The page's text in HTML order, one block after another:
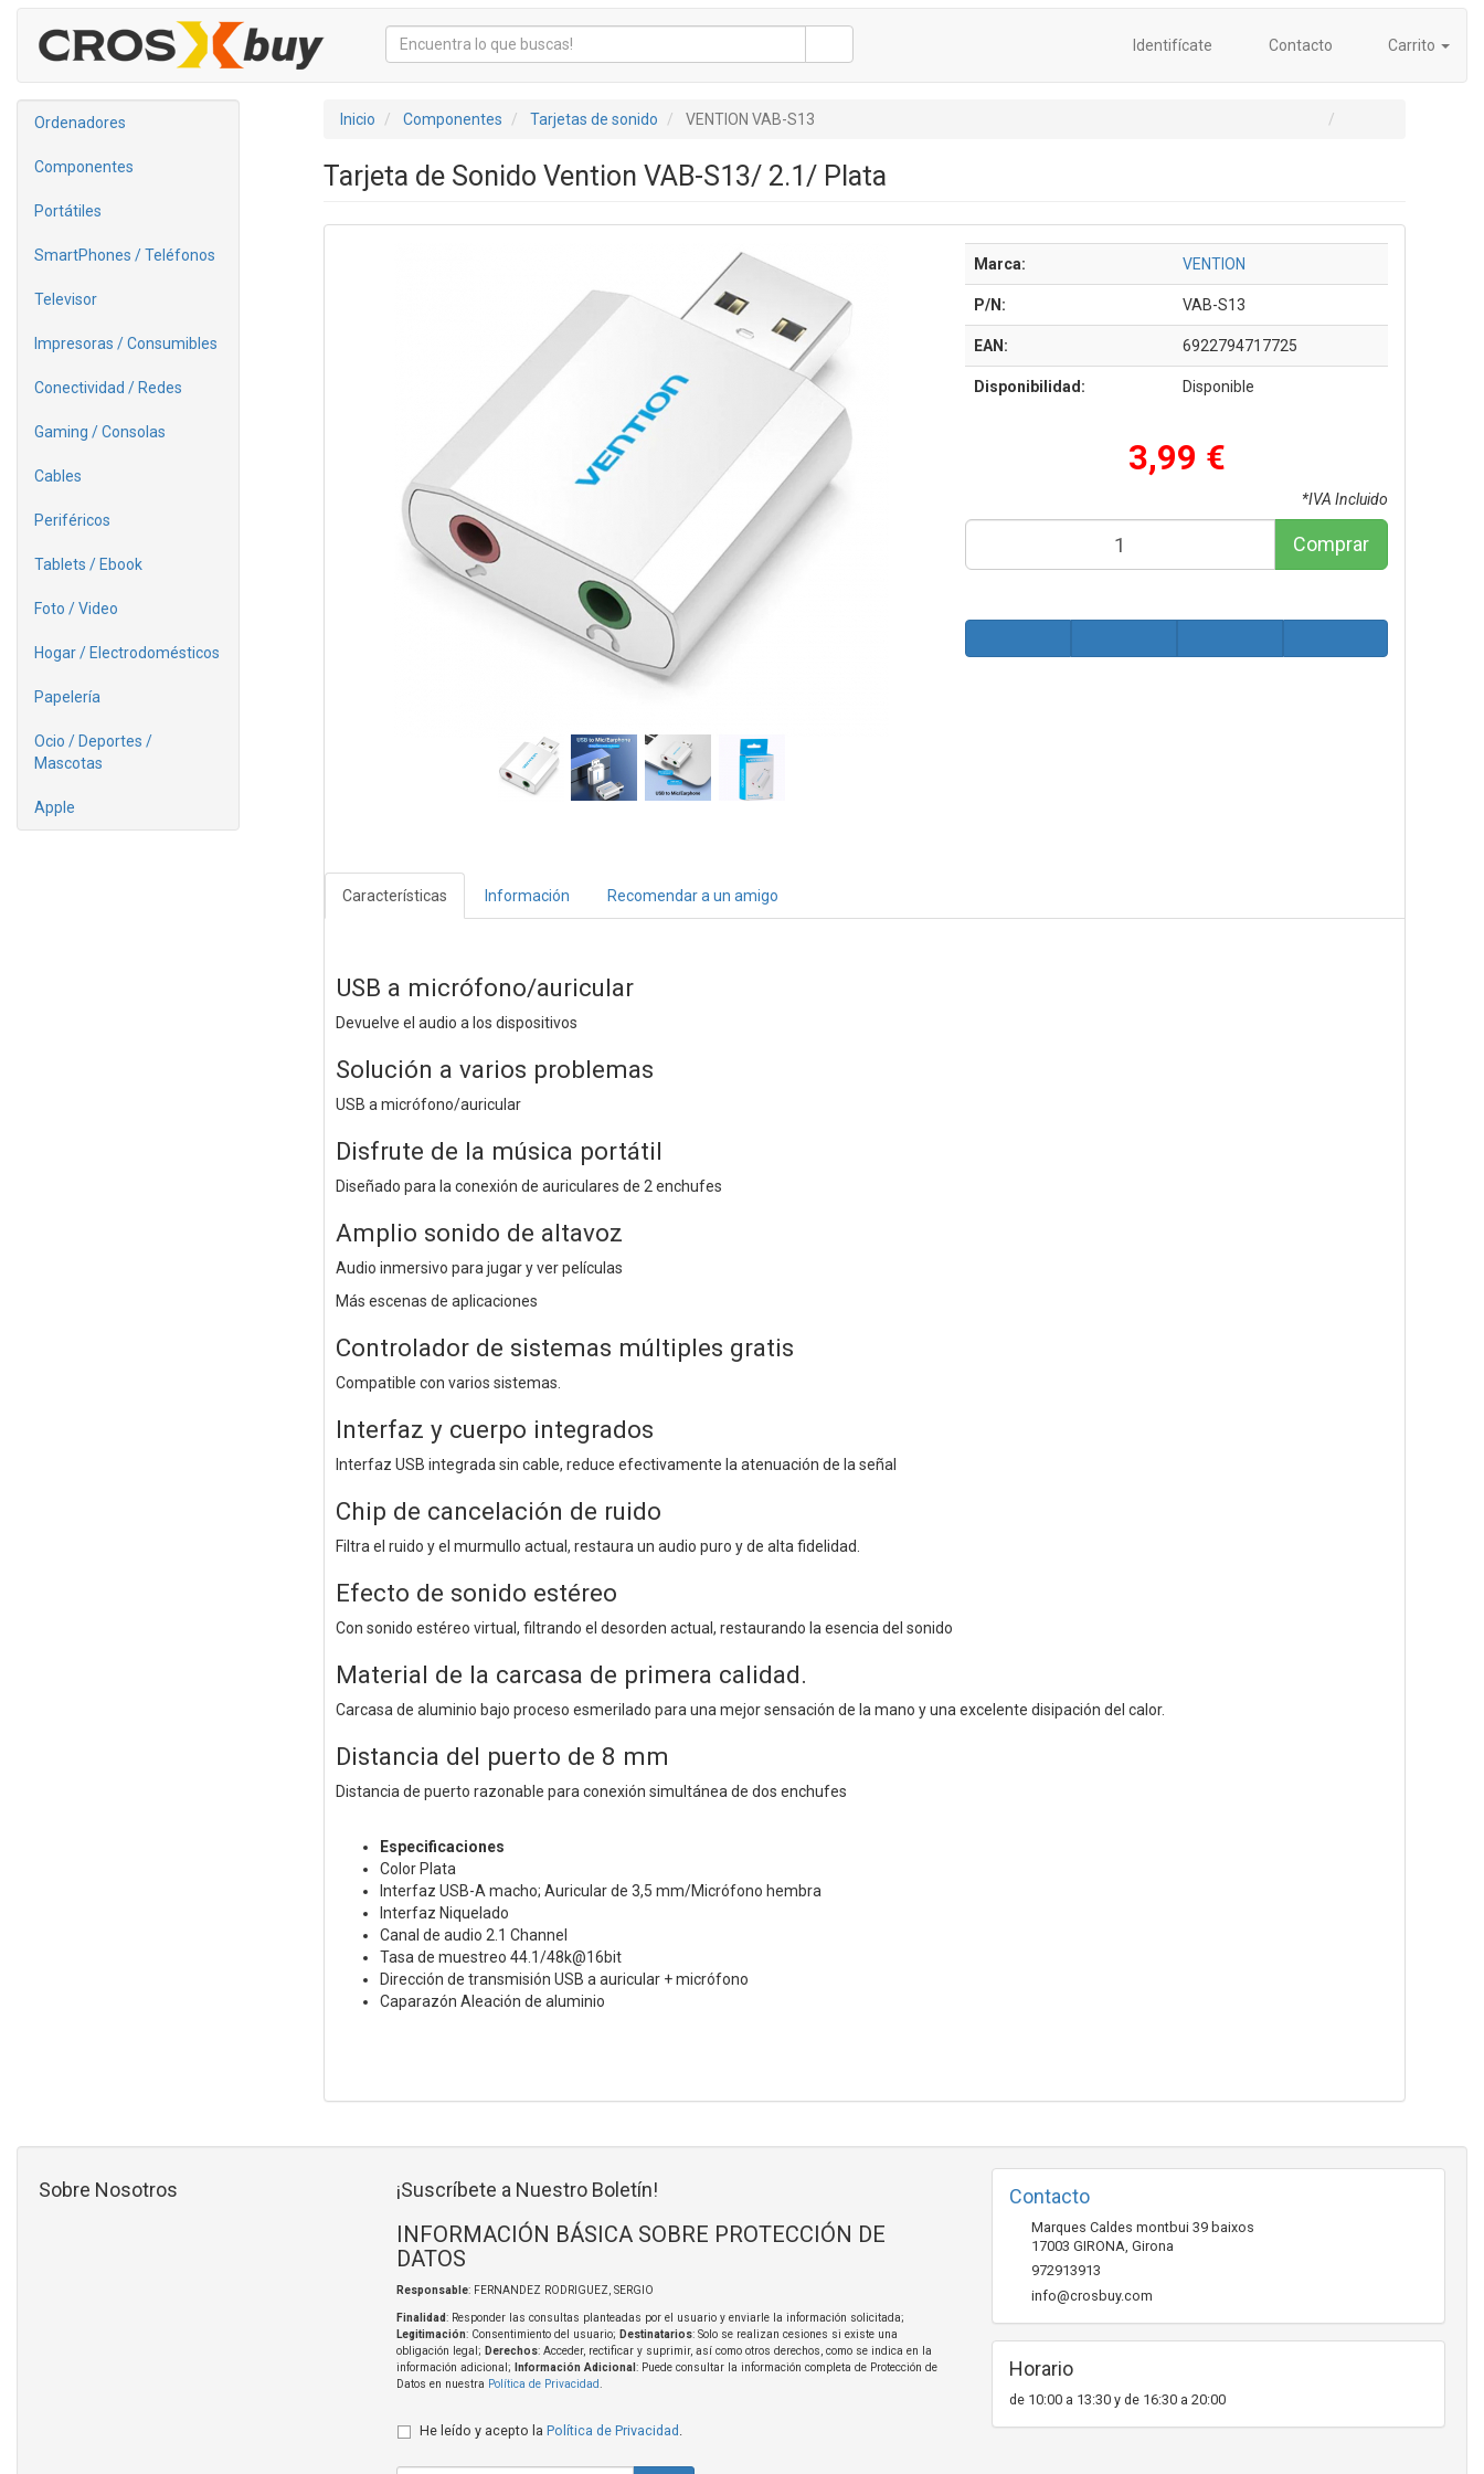
Identifícate Contacto Carrito
Ordenadores
Componentes
Portátiles
SmartPhones / Teléfonos
Televisor
Impresoras / Consumibles
Conectividad / Redes
Gaming / Consolas
Cables
Periféricos
Tablets / Ebook
Foto / Video
Hogar / Electrodomésticos
Papelería
Ocio / Deportes /
Mascotas
Apple
Inicio Componentes Tarjetas de sonido VENTION VAB-S13
Tarjeta de Sonido Vention VAB-S13/ 2.1/ Plata
Marca: VENTION
P/N: VAB-S13
EAN: 6922794717725
Disponibilidad: Disponible
3,99 €
*IVA Incluido
Comprar
Características Información Recomendar a un amigo
USB a micrófono/auricular
Devuelve el audio a los dispositivos
Solución a varios problemas
USB a micrófono/auricular
Disfrute de la música portátil
Diseñado para la conexión de auriculares de 2 enchufes
Amplio sonido de altavoz
Audio inmersivo para jugar y ver películas
Más escenas de aplicaciones
Controlador de sistemas múltiples gratis
Compatible con varios sistemas.
Interfaz y cuerpo integrados
Interfaz USB integrada sin cable, reduce efectivamente la atenuación de la señal
Chip de cancelación de ruido
Filtra el ruido y el murmullo actual, restaura un audio puro y de alta fidelidad.
Efecto de sonido estéreo
Con sonido estéreo virtual, filtrando el desorden actual, restaurando la esencia del sonido
Material de la carcasa de primera calidad.
Carcasa de aluminio bajo proceso esmerilado para una mejor sensación de la mano y una excelente disipación del calor.
Distancia del puerto de 8 mm
Distancia de puerto razonable para conexión simultánea de dos enchufes
Especificaciones
Color Plata
Interfaz USB-A macho; Auricular de 3,5 mm/Micrófono hembra
Interfaz Niquelado
Canal de audio 2.1 Channel
Tasa de muestreo 44.1/48k@16bit
Dirección de transmisión USB a auricular + micrófono
Caparazón Aleación de aluminio
Sobre Nosotros ¡Suscríbete a Nuestro Boletín!
INFORMACIÓN BÁSICA SOBRE PROTECCIÓN DE
DATOS
Responsable: FERNANDEZ RODRIGUEZ, SERGIO
Finalidad: Responder las consultas planteadas por el usuario y enviarle la información solicitada;
Legitimación: Consentimiento del usuario; Destinatarios: Solo se realizan cesiones si existe una
obligación legal; Derechos: Acceder, rectificar y suprimir, así como otros derechos, como se indica en la
información adicional;
Información Adicional : Puede consultar la información completa de Protección de
Datos en nuestra Política de Privacidad.
He leído y acepto la Política de Privacidad .
Contacto
Marques Caldes montbui 39 baixos
17003 GIRONA, Girona
972913913
info@crosbuy.com
Horario
de 10:00 a 13:30 y de 16:30 a 20:00